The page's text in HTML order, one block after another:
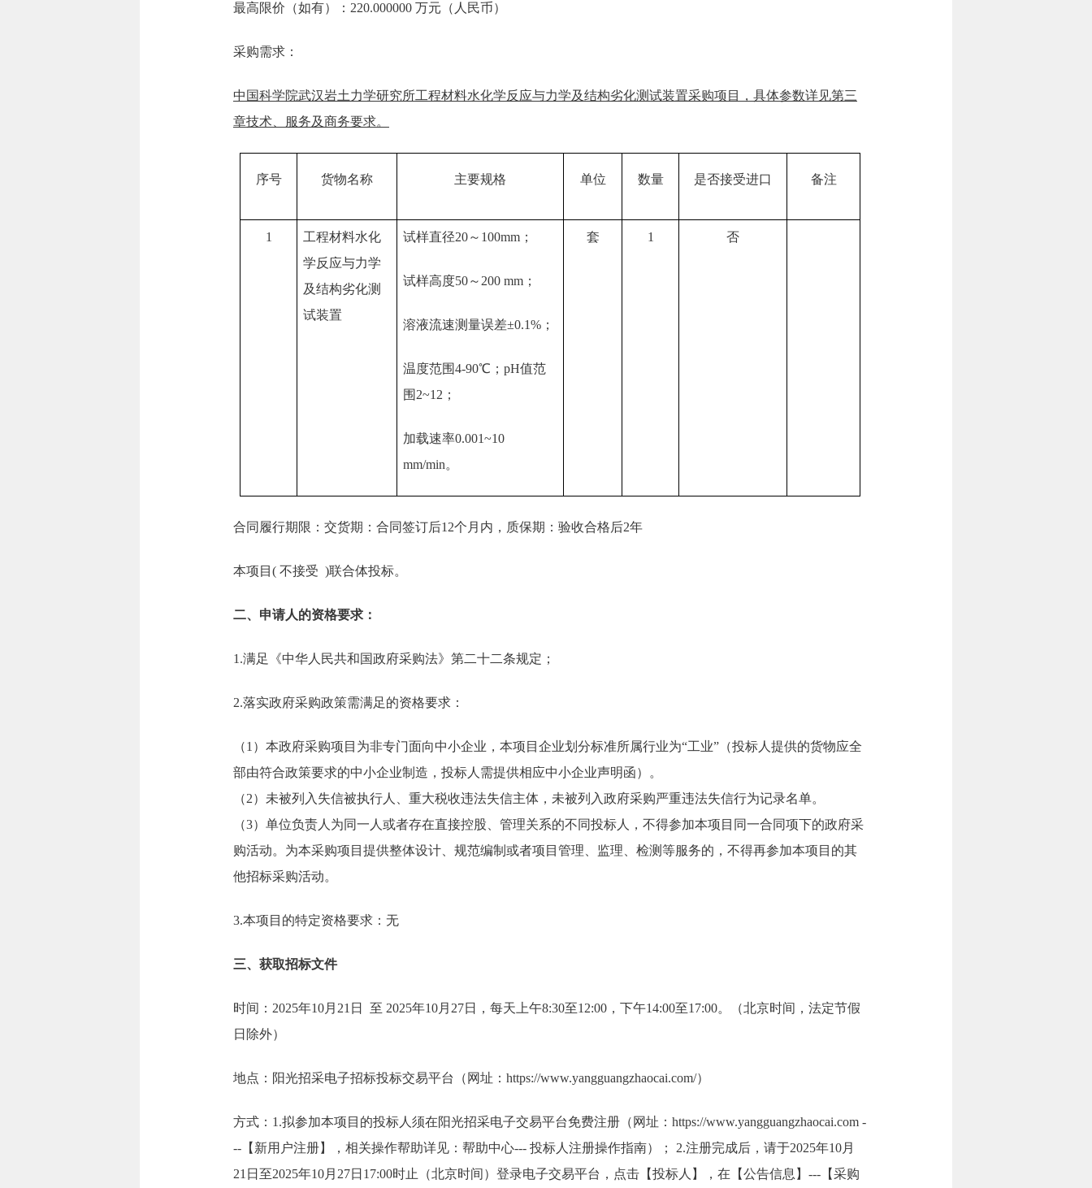
最高限价（如有）：220.000000 万元（人民币）
采购需求：
中国科学院武汉岩土力学研究所工程材料水化学反应与力学及结构劣化测试装置采购项目
，具体参数详见第三
章技术、服务及商务要求。
序号 货物名称 主要规格 单位 数量 是否接受进口 备注
1
工程材料水化
学反应与力学
及结构劣化测
试装置
试样直径20～100mm；
试样高度50～200 mm；
溶液流速测量误差±0.1%；
温度范围4-90℃；pH值范
围2~12；
加载速率0.001~10
mm/min。
套 1 否
合同履行期限：交货期：合同签订后12个月内，质保期：验收合格后2年
本项目( 不接受 )联合体投标。
二、申请人的资格要求：
1.满足《中华人民共和国政府采购法》第二十二条规定；
2.落实政府采购政策需满足的资格要求：
（1）本政府采购项目为非专门面向中小企业，本项目企业划分标准所属行业为“工业”（投标人提供的货物应全
部由符合政策要求的中小企业制造，投标人需提供相应中小企业声明函）。
（2）未被列入失信被执行人、重大税收违法失信主体，未被列入政府采购严重违法失信行为记录名单。
（3）单位负责人为同一人或者存在直接控股、管理关系的不同投标人，不得参加本项目同一合同项下的政府采
购活动。为本采购项目提供整体设计、规范编制或者项目管理、监理、检测等服务的，不得再参加本项目的其
他招标采购活动。
3.本项目的特定资格要求：无
三、获取招标文件
时间：2025年10月21日 至 2025年10月27日，每天上午8:30至12:00，下午14:00至17:00。（北京时间，法定节假
日除外）
地点：阳光招采电子招标投标交易平台（网址：https://www.yangguangzhaocai.com/）
方式：1.拟参加本项目的投标人须在阳光招采电子交易平台免费注册（网址：https://www.yangguangzhaocai.com -
--【新用户注册】，相关操作帮助详见：帮助中心--- 投标人注册操作指南）； 2.注册完成后，请于2025年10月
21日至2025年10月27日17:00时止（北京时间）登录电子交易平台，点击【投标人】，在【公告信息】---【采购